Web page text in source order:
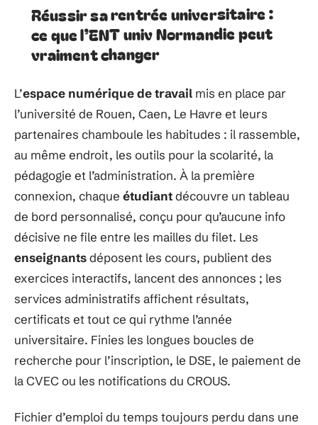
Réussir sa rentrée universitaire :
ce que l’ENT univ Normandie peut
vraiment changer
L’espace numérique de travail mis en place par
l’université de Rouen, Caen, Le Havre et leurs
partenaires chamboule les habitudes : il rassemble,
au même endroit, les outils pour la scolarité, la
pédagogie et l’administration. À la première
connexion, chaque étudiantdécouvre un tableau
de bord personnalisé, conçu pour qu’aucune info
décisive ne file entre les mailles du filet. Les
enseignantsdéposent les cours, publient des
exercices interactifs, lancent des annonces ; les
services administratifs affichent résultats,
certificats et tout ce qui rythme l’année
universitaire. Finies les longues boucles de
recherche pour l’inscription, le DSE, le paiement de
la CVEC ou les notifications du CROUS.
Fichier d’emploi du temps toujours perdu dans une